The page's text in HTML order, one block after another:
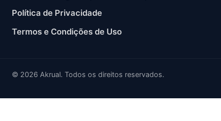
Política de Privacidade
Termos e Condições de Uso
© 2026 Akrual. Todos os direitos reservados.